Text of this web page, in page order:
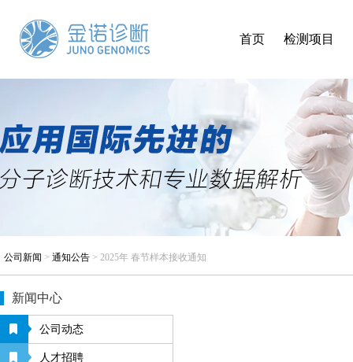
首页 检测项目
公司新闻 > 通知公告 > 2025年 春节样本接收通知
新闻中心
公司动态
人才招聘